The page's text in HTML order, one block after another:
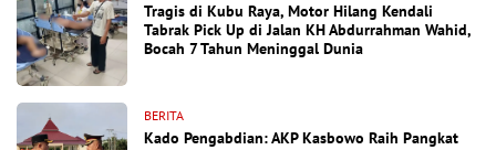
Tragis di Kubu Raya, Motor Hilang Kendali
Tabrak Pick Up di Jalan KH Abdurrahman Wahid,
Bocah 7 Tahun Meninggal Dunia
BERITA
Kado Pengabdian: AKP Kasbowo Raih Pangkat